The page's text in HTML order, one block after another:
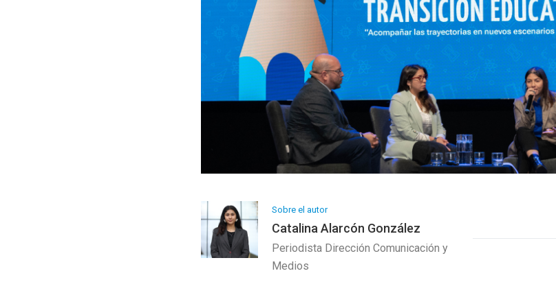
Sobre el autor
Catalina Alarcón González
Periodista Dirección Comunicación y
Medios